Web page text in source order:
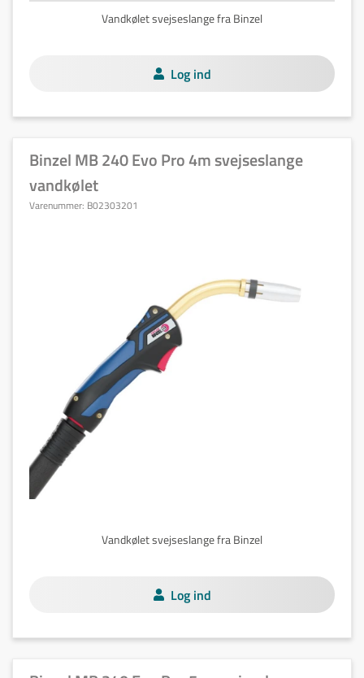
Vandkølet svejseslange fra Binzel
Log ind
Binzel MB 240 Evo Pro 4m svejseslange
vandkølet
Varenummer: B02303201
Vandkølet svejseslange fra Binzel
Log ind